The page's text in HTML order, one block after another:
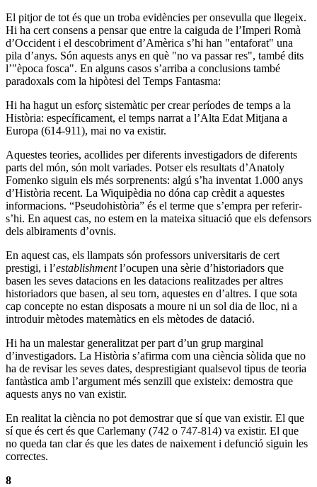
El pitjor de tot és que un troba evidències per onsevulla que llegeix.
Hi ha cert consens a pensar que entre la caiguda de l’Imperi Romà
d’Occident i el descobriment d’Amèrica s’hi han "entaforat" una
pila d’anys. Són aquests anys en què "no va passar res", també dits
l’"època fosca". En alguns casos s’arriba a conclusions també
paradoxals com la hipòtesi del Temps Fantasma:
Hi ha hagut un esforç sistemàtic per crear períodes de temps a la
Història: específicament, el temps narrat a l’Alta Edat Mitjana a
Europa (614-911), mai no va existir.
Aquestes teories, acollides per diferents investigadors de diferents
parts del món, són molt variades. Potser els resultats d’Anatoly
Fomenko siguin els més sorprenents: algú s’ha inventat 1.000 anys
d’Història recent. La Wiquipèdia no dóna cap crèdit a aquestes
informacions. “Pseudohistòria” és el terme que s’empra per referir-
s’hi. En aquest cas, no estem en la mateixa situació que els defensors
dels albiraments d’ovnis.
En aquest cas, els llampats són professors universitaris de cert
prestigi, i l’establishmentl’ocupen una sèrie d’historiadors que
basen les seves datacions en les datacions realitzades per altres
historiadors que basen, al seu torn, aquestes en d’altres. I que sota
cap concepte no estan disposats a moure ni un sol dia de lloc, ni a
introduir mètodes matemàtics en els mètodes de datació.
Hi ha un malestar generalitzat per part d’un grup marginal
d’investigadors. La Història s’afirma com una ciència sòlida que no
ha de revisar les seves dates, desprestigiant qualsevol tipus de teoria
fantàstica amb l’argument més senzill que existeix: demostra que
aquests anys no van existir.
En realitat la ciència no pot demostrar que sí que van existir. El que
sí que és cert és que Carlemany (742 o 747-814) va existir. El que
no queda tan clar és que les dates de naixement i defunció siguin les
correctes.
8